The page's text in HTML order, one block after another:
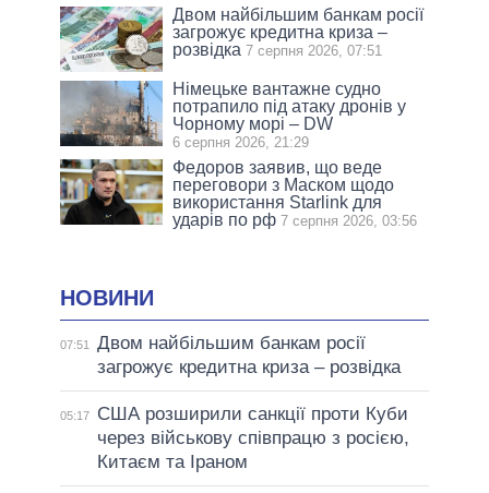
Двом найбільшим банкам росії
загрожує кредитна криза –
розвідка 7 серпня 2026, 07:51
Німецьке вантажне судно
потрапило під атаку дронів у
Чорному морі – DW
6 серпня 2026, 21:29
Федоров заявив, що веде
переговори з Маском щодо
використання Starlink для
ударів по рф 7 серпня 2026, 03:56
НОВИНИ
07:51
Двом найбільшим банкам росії
загрожує кредитна криза – розвідка
05:17
США розширили санкції проти Куби
через військову співпрацю з росією,
Китаєм та Іраном